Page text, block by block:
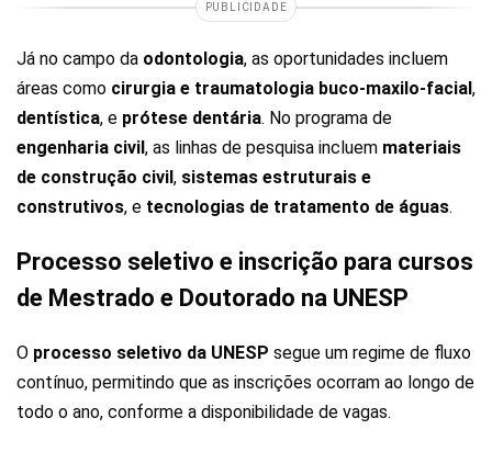
PUBLICIDADE
Já no campo da odontologia, as oportunidades incluem
áreas como cirurgia e traumatologia buco-maxilo-facial ,
dentística, e prótese dentária​. No programa de
engenharia civil , as linhas de pesquisa incluem materiais
de construção civil , sistemas estruturais e
construtivos, e tecnologias de tratamento de águas.
Processo seletivo e inscrição para cursos
de Mestrado e Doutorado na UNESP
O processo seletivo da UNESP segue um regime de fluxo
contínuo, permitindo que as inscrições ocorram ao longo de
todo o ano, conforme a disponibilidade de vagas.